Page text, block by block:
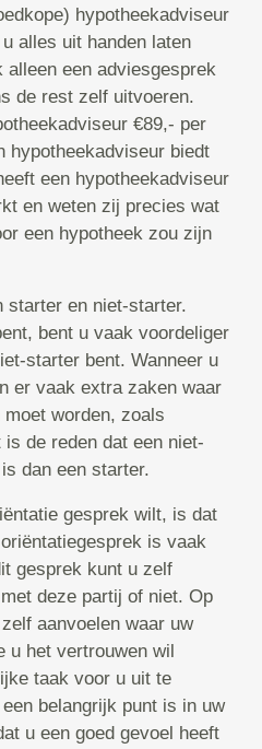
hypotheekadviseur
alles uit handen laten
alleen een adviesgesprek
de rest zelf uitvoeren.
€89,- per
hypotheekadviseur biedt
een hypotheekadviseur
en weten zij precies wat
een hypotheek zou zijn
starter en niet-starter.
bent u vaak voordeliger
starter bent. Wanneer u
er vaak extra zaken waar
worden, zoals
de reden dat een niet-
dan een starter.
gesprek wilt, is dat
is vaak
gesprek kunt u zelf
deze partij of niet. Op
aanvoelen waar uw
u het vertrouwen wil
taak voor u uit te
belangrijk punt is in uw
u een goed gevoel heeft